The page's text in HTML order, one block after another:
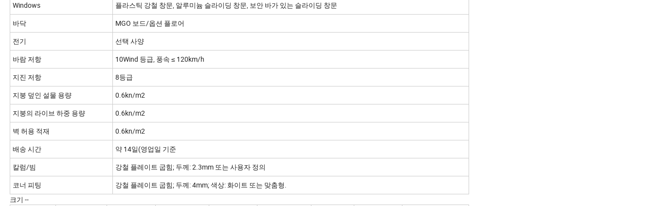
Windows
플라스틱 강철 창문, 알루미늄 슬라이딩 창문, 보안 바가 있는 슬라이딩 창문
바닥
MGO 보드/옵션 플로어
전기
선택 사양
바람 저항
10Wind 등급, 풍속 ≤ 120km/h
지진 저항
8등급
지붕 덮인 설물 용량
0.6kn/m2
지붕의 라이브 하중 용량
0.6kn/m2
벽 허용 적재
0.6kn/m2
배송 시간
약 14일(영업일 기준
칼럼/빔
강철 플레이트 굽힘; 두께: 2.3mm 또는 사용자 정의
코너 피팅
강철 플레이트 굽힘; 두께: 4mm; 색상: 화이트 또는 맞춤형.
크기 --